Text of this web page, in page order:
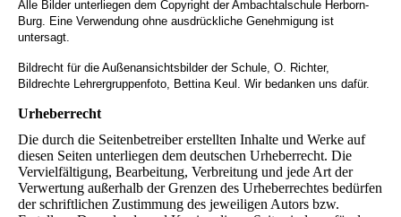
Alle Bilder unterliegen dem Copyright der Ambachtalschule Herborn-
Burg. Eine Verwendung ohne ausdrückliche Genehmigung ist
untersagt.
Bildrecht für die Außenansichtsbilder der Schule, O. Richter,
Bildrechte Lehrergruppenfoto, Bettina Keul. Wir bedanken uns dafür.
Urheberrecht
Die durch die Seitenbetreiber erstellten Inhalte und Werke auf
diesen Seiten unterliegen dem deutschen Urheberrecht. Die
Vervielfältigung, Bearbeitung, Verbreitung und jede Art der
Verwertung außerhalb der Grenzen des Urheberrechtes bedürfen
der schriftlichen Zustimmung des jeweiligen Autors bzw.